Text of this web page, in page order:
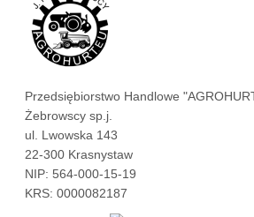
Przedsiębiorstwo Handlowe
Żebrowscy sp.j.
ul. Lwowska 143
22-300 Krasnystaw
NIP: 564-000-15-19
KRS: 0000082187